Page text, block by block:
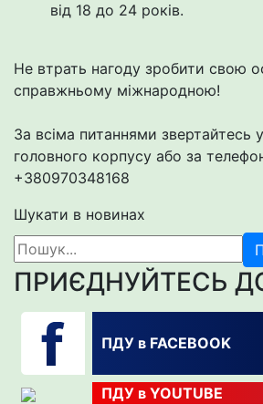
від 18 до 24 років.
Не втрать нагоду зробити свою
справжньому міжнародною!
За всіма питаннями звертайтесь
головного корпусу або за
+380970348168
Шукати в новинах
ПРИЄДНУЙТЕСЬ
ПДУ в FACEBOOK
ПДУ в YOUTUBE